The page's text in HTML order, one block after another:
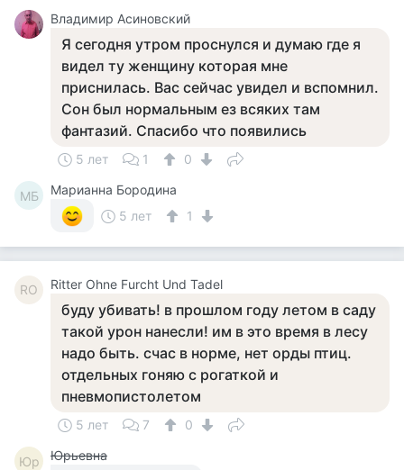
Владимир Асиновский
Я сегодня утром проснулся и думаю где я
видел ту женщину которая мне
приснилась. Вас сейчас увидел и вспомнил.
Сон был нормальным ез всяких там
фантазий. Спасибо что появились
5 лет 1 0
МБ
Марианна Бородина
5 лет
1
RO Ritter Ohne Furcht Und Tadel
буду убивать! в прошлом году летом в саду
такой урон нанесли! им в это время в лесу
надо быть. счас в норме, нет орды птиц.
отдельных гоняю с рогаткой и
пневмопистолетом
5 лет 7 0
Юр
Юрьевна